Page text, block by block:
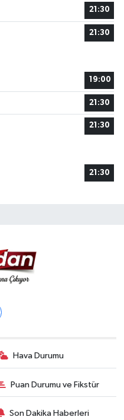
21:30
21:30
19:00
21:30
21:30
21:30
Hava Durumu
Puan Durumu ve Fikstür
Son Dakika Haberleri